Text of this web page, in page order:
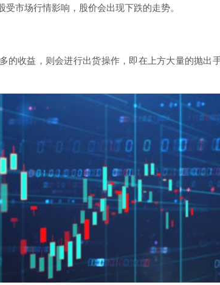
市场行情影响，股价会出现下跌的走势。
的收益，则会进行出货操作，即在上方大量的抛出